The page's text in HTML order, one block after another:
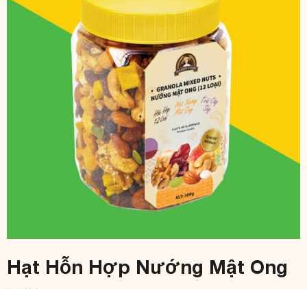
Hạt Hỗn Hợp Nướng Mật Ong